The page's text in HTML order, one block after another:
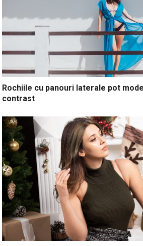
Rochiile cu panouri laterale pot
contrast